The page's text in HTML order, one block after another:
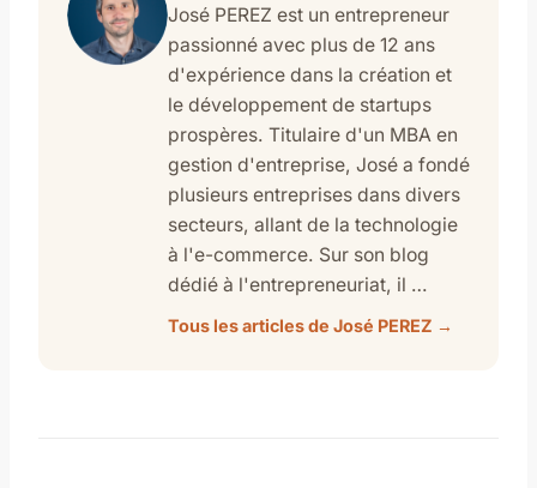
José PEREZ est un entrepreneur
passionné avec plus de 12 ans
d'expérience dans la création et
le développement de startups
prospères. Titulaire d'un MBA en
gestion d'entreprise, José a fondé
plusieurs entreprises dans divers
secteurs, allant de la technologie
à l'e-commerce. Sur son blog
dédié à l'entrepreneuriat, il …
Tous les articles de José PEREZ →